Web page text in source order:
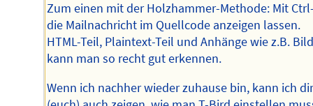
Zum einen mit der Holzhammer-Methode: Mit
die Mailnachricht im Quellcode anzeigen lassen.
HTML-Teil, Plaintext-Teil und Anhänge wie z.B.
kann man so recht gut erkennen.
Wenn ich nachher wieder zuhause bin, kann ich